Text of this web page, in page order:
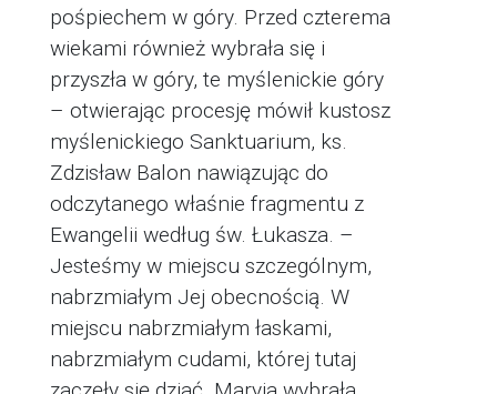
pośpiechem w góry. Przed czterema
wiekami również wybrała się i
przyszła w góry, te myślenickie góry
– otwierając procesję mówił kustosz
myślenickiego Sanktuarium, ks.
Zdzisław Balon nawiązując do
odczytanego właśnie fragmentu z
Ewangelii według św. Łukasza. –
Jesteśmy w miejscu szczególnym,
nabrzmiałym Jej obecnością. W
miejscu nabrzmiałym łaskami,
nabrzmiałym cudami, której tutaj